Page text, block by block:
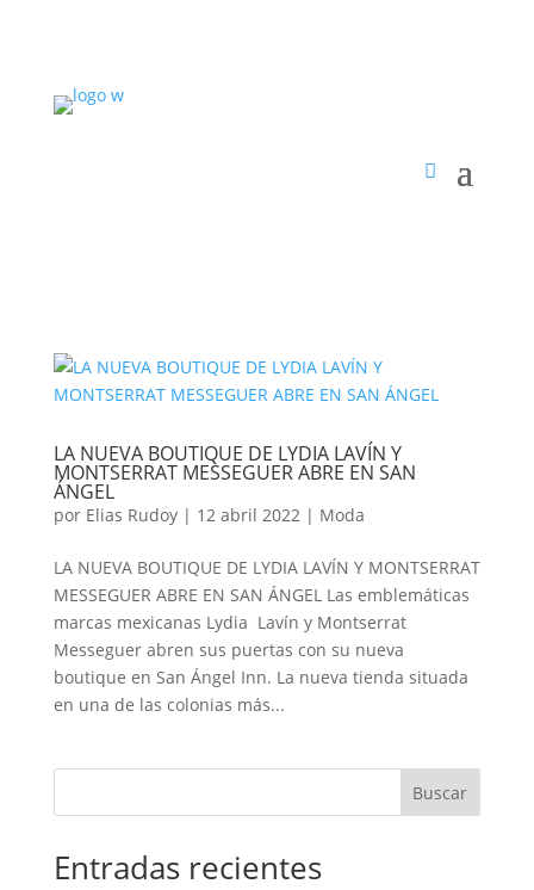
LA NUEVA BOUTIQUE DE LYDIA LAVÍN Y
MONTSERRAT MESSEGUER ABRE EN SAN
ÁNGEL
por Elias Rudoy| 12 abril 2022| Moda
LA NUEVA BOUTIQUE DE LYDIA LAVÍN Y MONTSERRAT
MESSEGUER ABRE EN SAN ÁNGEL Las emblemáticas
marcas mexicanas Lydia Lavín y Montserrat
Messeguer abren sus puertas con su nueva
boutique en San Ángel Inn. La nueva tienda situada
en una de las colonias más...
Buscar
Entradas recientes